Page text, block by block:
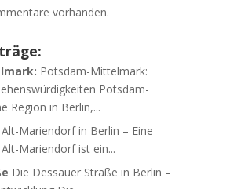
vorhanden.
Potsdam-Mittelmark:
Potsdam-
Region in Berlin,...
Alt-Mariendorf in Berlin – Eine
Mariendorf ist ein...
Die Dessauer Straße in Berlin –